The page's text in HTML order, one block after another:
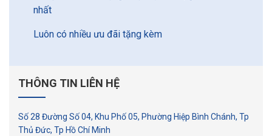
nhất
Luôn có nhiều ưu đãi tặng kèm
THÔNG TIN LIÊN HỆ
Số 28 Đường Số 04, Khu Phố 05, Phường Hiệp Bình Chánh, Tp
Thủ Đức, Tp Hồ Chí Minh